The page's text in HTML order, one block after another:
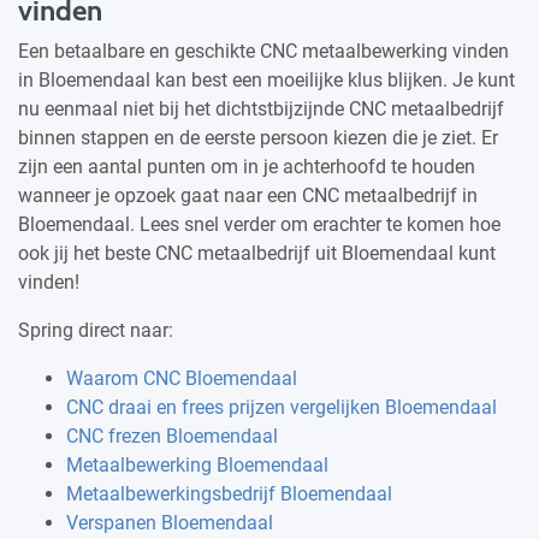
vinden
Een betaalbare en geschikte CNC metaalbewerking vinden
in Bloemendaal kan best een moeilijke klus blijken. Je kunt
nu eenmaal niet bij het dichtstbijzijnde CNC metaalbedrijf
binnen stappen en de eerste persoon kiezen die je ziet. Er
zijn een aantal punten om in je achterhoofd te houden
wanneer je opzoek gaat naar een CNC metaalbedrijf in
Bloemendaal. Lees snel verder om erachter te komen hoe
ook jij het beste CNC metaalbedrijf uit Bloemendaal kunt
vinden!
Spring direct naar:
Waarom CNC Bloemendaal
CNC draai en frees prijzen vergelijken Bloemendaal
CNC frezen Bloemendaal
Metaalbewerking Bloemendaal
Metaalbewerkingsbedrijf Bloemendaal
Verspanen Bloemendaal